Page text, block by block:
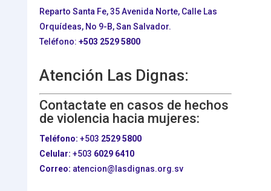
Reparto Santa Fe, 35 Avenida Norte, Calle Las
Orquídeas, No 9-B, San Salvador.
Teléfono: +503 2529 5800
Atención Las Dignas:
Contactate en casos de hechos
de violencia hacia mujeres:
Teléfono: +503 2529 5800
Celular: +503 6029 6410
Correo: atencion@lasdignas.org.sv